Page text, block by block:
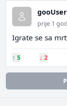
prije 1
Igrate se sa
↑ 5 ↓ 2